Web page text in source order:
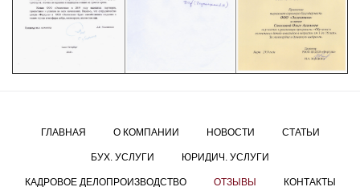
ГЛАВНАЯ О КОМПАНИИ НОВОСТИ СТАТЬИ
БУХ. УСЛУГИ ЮРИДИЧ. УСЛУГИ
КАДРОВОЕ ДЕЛОПРОИЗВОДСТВО ОТЗЫВЫ КОНТАКТЫ